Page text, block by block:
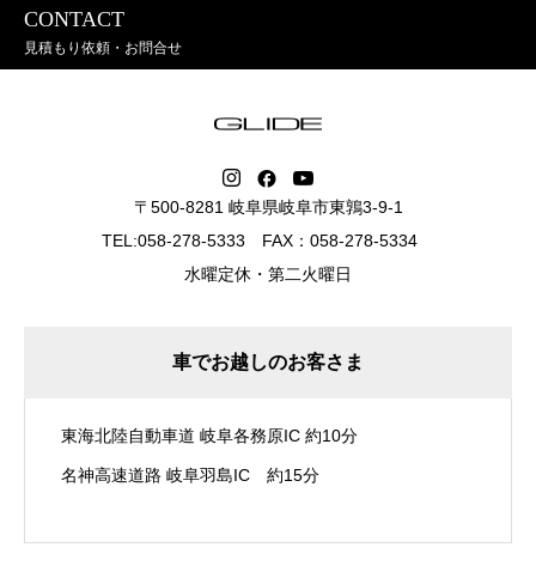
CONTACT
見積もり依頼・お問合せ
〒500-8281 岐阜県岐阜市東鶉3-9-1
TEL:058-278-5333 FAX：058-278-5334
水曜定休・第二火曜日
車でお越しのお客さま
東海北陸自動車道 岐阜各務原IC 約10分
名神高速道路 岐阜羽島IC 約15分